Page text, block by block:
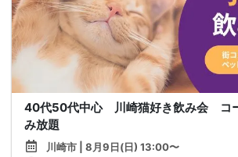
40代50代中心 川崎猫好き飲み会 コ
み放題
川崎市 | 8月9日(日) 13:00〜